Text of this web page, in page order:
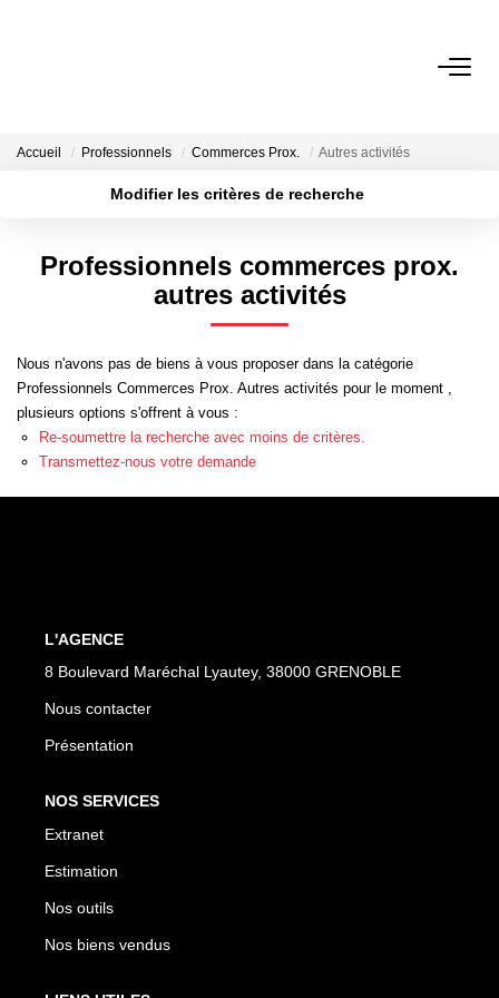
ESTIMATION
CONTACT
Accueil Professionnels Commerces Prox. Autres activités
Modifier les critères de recherche
Type de bien
Plus de critères
Professionnels commerces prox.
autres activités
Nous n'avons pas de biens à vous proposer dans la catégorie
Professionnels Commerces Prox. Autres activités pour le moment ,
plusieurs options s'offrent à vous :
Re-soumettre la recherche avec moins de critères.
Transmettez-nous votre demande
L'AGENCE
8 Boulevard Maréchal Lyautey, 38000 GRENOBLE
Nous contacter
Présentation
NOS SERVICES
Extranet
Estimation
Nos outils
Nos biens vendus